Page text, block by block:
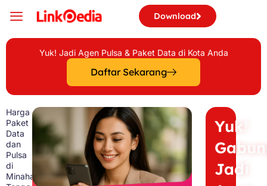
Download
Yuk! Jadi Agen Pulsa & Paket Data di Kota Anda
Daftar Sekarang
Harga
Paket
Data
dan
Pulsa
di
Minahasa
Yuk!
Jadi